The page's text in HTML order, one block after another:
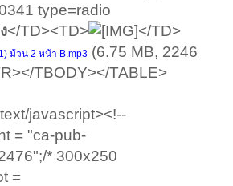
type=radio
</TD><TD>
</TD>
ม้วน 2 หน้า B.mp3 (6.75 MB, 2246
TBODY></TABLE>
javascript><!--
= "ca-pub-
* 300x250
=